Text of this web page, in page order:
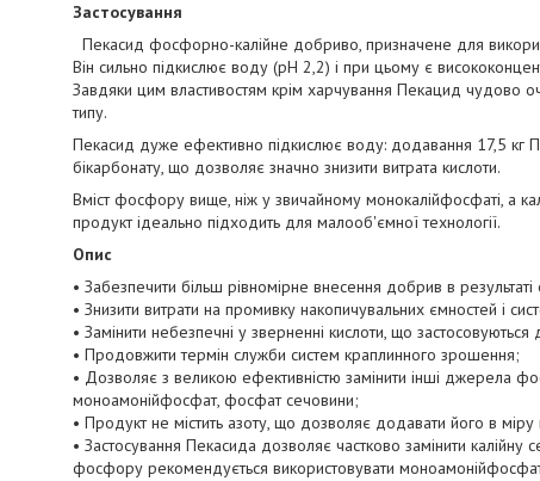
Застосування
Пекасид фосфорно-калійне добриво, призначене для
Він сильно підкислює воду (рН 2,2) і при цьому є
Завдяки цим властивостям крім харчування Пекацид чудово
типу.
Пекасид дуже ефективно підкислює воду: додавання 17,5 кг
бікарбонату, що дозволяє значно знизити витрата кислоти.
Вміст фосфору вище, ніж у звичайному монокалійфосфаті, а
продукт ідеально підходить для малооб'ємної технології.
Опис
• Забезпечити більш рівномірне внесення добрив в
• Знизити витрати на промивку накопичувальних ємностей і
• Замінити небезпечні у зверненні кислоти, що
• Продовжити термін служби систем краплинного зрошення;
• Дозволяє з великою ефективністю замінити інші джерела
моноамонійфосфат, фосфат сечовини;
• Продукт не містить азоту, що дозволяє додавати його в
• Застосування Пекасида дозволяє частково замінити
фосфору рекомендується використовувати